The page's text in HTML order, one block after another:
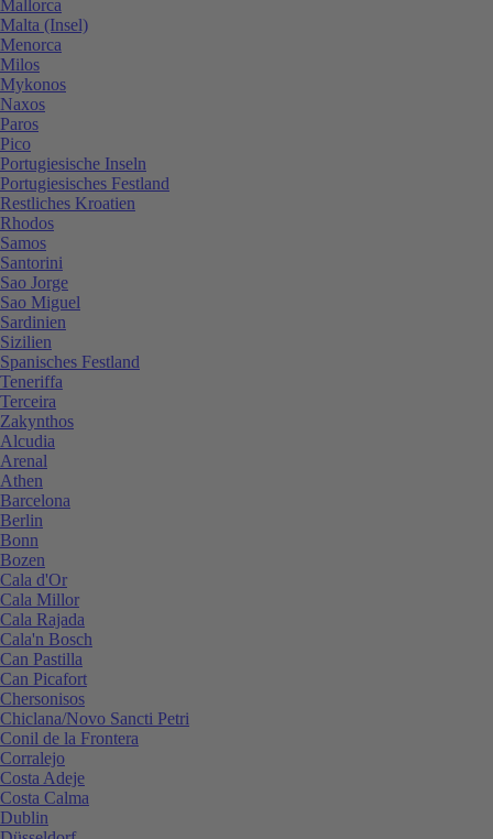
Mallorca
Malta (Insel)
Menorca
Milos
Mykonos
Naxos
Paros
Pico
Portugiesische Inseln
Portugiesisches Festland
Restliches Kroatien
Rhodos
Samos
Santorini
Sao Jorge
Sao Miguel
Sardinien
Sizilien
Spanisches Festland
Teneriffa
Terceira
Zakynthos
Alcudia
Arenal
Athen
Barcelona
Berlin
Bonn
Bozen
Cala d'Or
Cala Millor
Cala Rajada
Cala'n Bosch
Can Pastilla
Can Picafort
Chersonisos
Chiclana/Novo Sancti Petri
Conil de la Frontera
Corralejo
Costa Adeje
Costa Calma
Dublin